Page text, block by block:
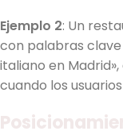
Ejemplo 2: Un
con palabras
italiano en
cuando los